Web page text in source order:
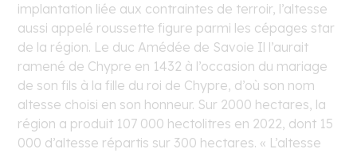
implantation liée aux contraintes de terroir, l’altesse
aussi appelé roussette figure parmi les cépages star
de la région. Le duc Amédée de Savoie Il l’aurait
ramené de Chypre en 1432 à l’occasion du mariage
de son fils à la fille du roi de Chypre, d’où son nom
altesse choisi en son honneur. Sur 2000 hectares, la
région a produit 107 000 hectolitres en 2022, dont 15
000 d’altesse répartis sur 300 hectares. « L’altesse